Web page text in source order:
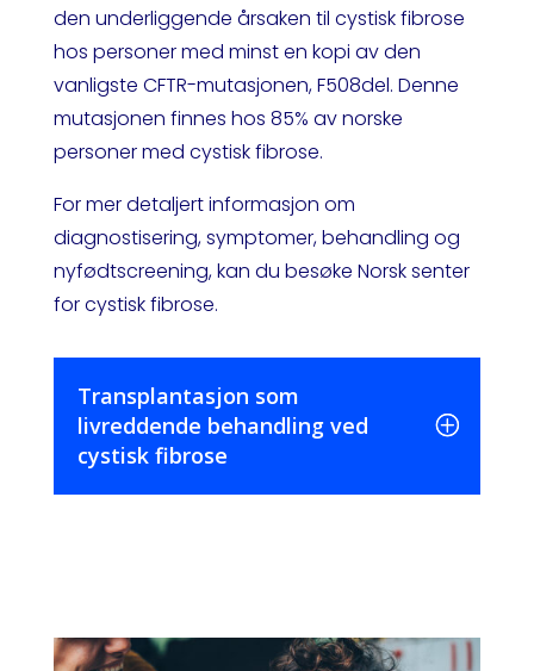
den underliggende årsaken til cystisk fibrose
hos personer med minst en kopi av den
vanligste CFTR-mutasjonen, F508del. Denne
mutasjonen finnes hos 85% av norske
personer med cystisk fibrose.
For mer detaljert informasjon om
diagnostisering, symptomer, behandling og
nyfødtscreening, kan du besøke Norsk senter
for cystisk fibrose.
Transplantasjon som
livreddende behandling ved
cystisk fibrose